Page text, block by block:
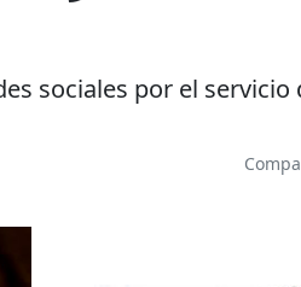
sociales por el servicio